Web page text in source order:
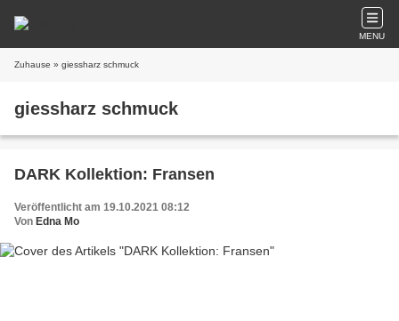
MENU
Zuhause » giessharz schmuck
giessharz schmuck
DARK Kollektion: Fransen
Veröffentlicht am 19.10.2021 08:12
Von Edna Mo